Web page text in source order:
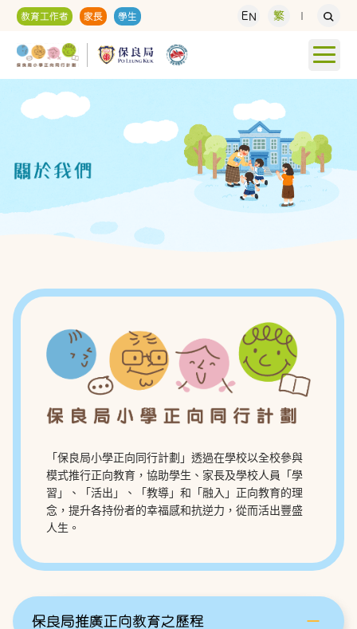
教育工作者 家長 學生 EN 繁
「保良局小學正向同行計劃」透過在學校以全校參與
模式推行正向教育，協助學生、家長及學校人員「學
習」、「活出」、「教導」和「融入」正向教育的理
念，提升各持份者的幸福感和抗逆力 ，從而活出豐盛
人生。
保良局推廣正向教育之歷程